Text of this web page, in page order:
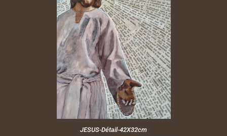
JESUS-Détail-42X32cm